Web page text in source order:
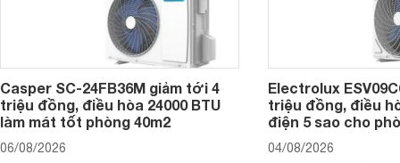
Casper SC-24FB36M giảm tới 4
triệu đồng, điều hòa 24000 BTU
làm mát tốt phòng 40m2
06/08/2026
Electrolux
triệu đồng, điều
điện 5 sao cho
04/08/2026